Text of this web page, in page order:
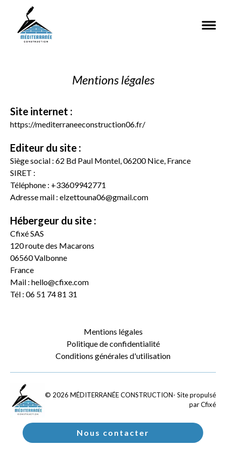
Nous contacter
Mentions légales
Site internet :
https://mediterraneeconstruction06.fr/
Editeur du site :
Siège social : 62 Bd Paul Montel, 06200 Nice, France
SIRET :
Téléphone : +33609942771
Adresse mail : elzettouna06@gmail.com
Hébergeur du site :
Cfixé SAS
120 route des Macarons
06560 Valbonne
France
Mail : hello@cfixe.com
Tél : 06 51 74 81 31
Mentions légales
Politique de confidentialité
Conditions générales d'utilisation
© 2026 MÉDITERRANÉE CONSTRUCTION- Site propulsé
parCfixé